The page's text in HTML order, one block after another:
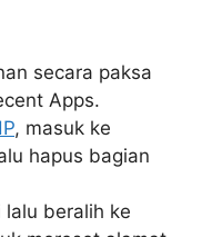
secara paksa
Apps.
, masuk ke
hapus bagian
lalu beralih ke